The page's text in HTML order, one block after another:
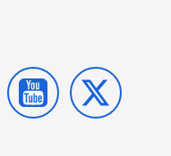
YOUTUBE
X